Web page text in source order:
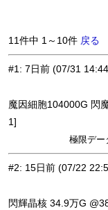
11件中 1～10件 戻る
#1: 7日前 (07/31
魔因細胞104000G 閃
1]
極限デー
#2: 15日前 (07/22
閃輝晶核 34.9万G